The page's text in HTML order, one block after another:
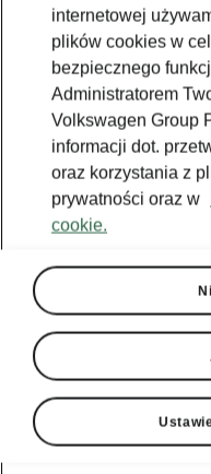
internetowej
plików cookies w
bezpiecznego
Administratorem
Volkswagen Group
informacji dot.
oraz korzystania z
prywatności oraz w
cookie.